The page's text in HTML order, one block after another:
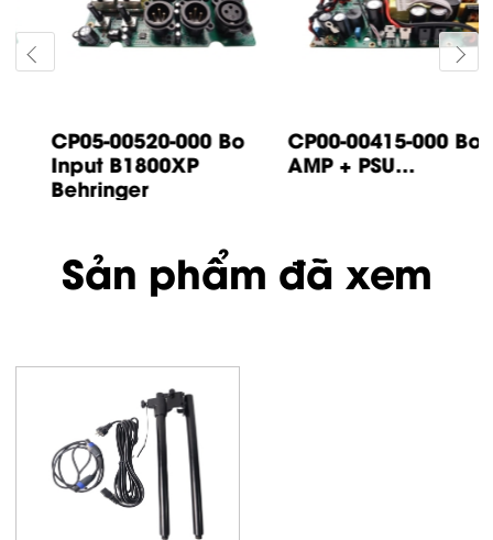
CP05-00520-000 Bo
Input B1800XP
Behringer
CP00-00415-000 Bo
AMP + PSU...
Sản phẩm đã xem